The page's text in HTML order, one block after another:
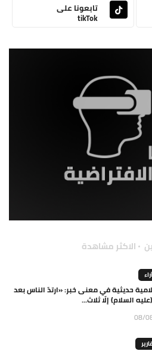
تابعونا على
tikTok
الاكثر مشاهدة
حديثية في معنى خبر: «ارتدّ الناس بعد
السلام) إلّا ثلاث...
08/